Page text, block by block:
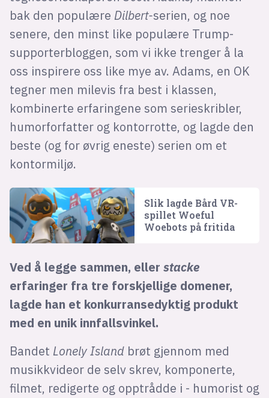
bak den populære Dilbert-serien, og noe
senere, den minst like populære Trump-
supporterbloggen, som vi ikke trenger å la
oss inspirere oss like mye av. Adams, en OK
tegner men milevis fra best i klassen,
kombinerte erfaringene som serieskribler,
humorforfatter og kontorrotte, og lagde den
beste (og for øvrig eneste) serien om et
kontormiljø.
Slik lagde Bård VR-
spillet Woeful
Woebots på fritida
Ved å legge sammen, eller stacke
erfaringer fra tre forskjellige domener,
lagde han et konkurransedyktig produkt
med en unik innfallsvinkel.
Bandet Lonely Islandbrøt gjennom med
musikkvideor de selv skrev, komponerte,
filmet, redigerte og opptrådde i - humorist og